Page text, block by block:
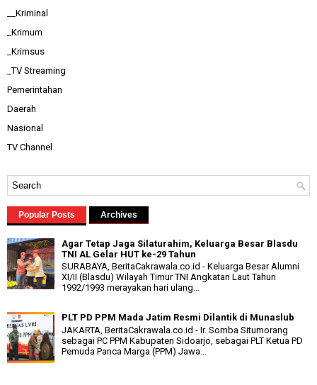
__Kriminal
_Krimum
_Krimsus
_TV Streaming
Pemerintahan
Daerah
Nasional
TV Channel
Popular Posts Archives
Agar Tetap Jaga Silaturahim, Keluarga Besar Blasdu
TNI AL Gelar HUT ke-29 Tahun
SURABAYA, BeritaCakrawala.co.id - Keluarga Besar Alumni
XI/II (Blasdu) Wilayah Timur TNI Angkatan Laut Tahun
1992/1993 merayakan hari ulang...
PLT PD PPM Mada Jatim Resmi Dilantik di Munaslub
JAKARTA, BeritaCakrawala.co.id - Ir. Somba Situmorang
sebagai PC PPM Kabupaten Sidoarjo, sebagai PLT Ketua PD
Pemuda Panca Marga (PPM) Jawa...